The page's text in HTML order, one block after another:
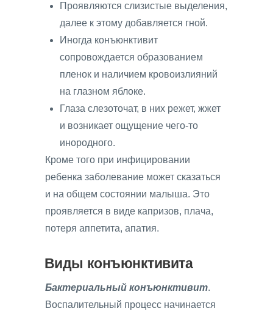
Проявляются слизистые выделения,
далее к этому добавляется гной.
Иногда конъюнктивит
сопровождается образованием
пленок и наличием кровоизлияний
на глазном яблоке.
Глаза слезоточат, в них режет, жжет
и возникает ощущение чего-то
инородного.
Кроме того при инфицировании
ребенка заболевание может сказаться
и на общем состоянии малыша. Это
проявляется в виде капризов, плача,
потеря аппетита, апатия.
Виды конъюнктивита
Бактериальный конъюнктивит.
Воспалительный процесс начинается